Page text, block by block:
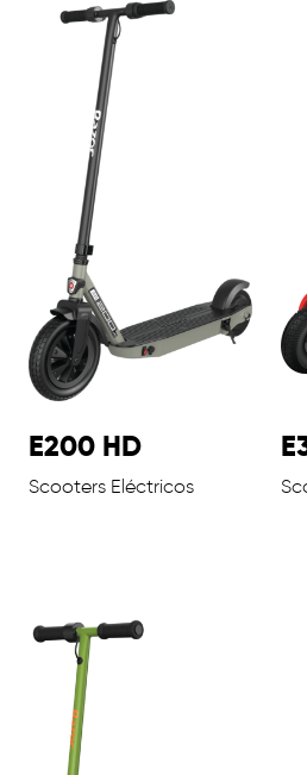
E200 HD
Scooters Eléctricos